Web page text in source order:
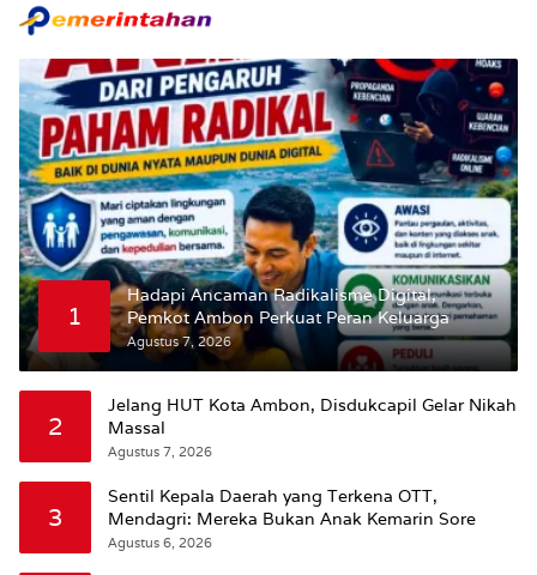
1
Hadapi Ancaman Radikalisme Digital,
Pemkot Ambon Perkuat Peran Keluarga
Agustus 7, 2026
2
Jelang HUT Kota Ambon, Disdukcapil Gelar Nikah
Massal
Agustus 7, 2026
3
Sentil Kepala Daerah yang Terkena OTT,
Mendagri: Mereka Bukan Anak Kemarin Sore
Agustus 6, 2026